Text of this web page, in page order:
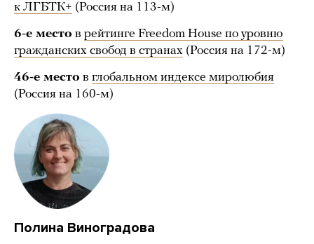
к ЛГБТК+ (Россия на 113-м)
6-е место в рейтинге Freedom House по уровню
гражданских свобод в странах (Россия на 172-м)
46-е место в глобальном индексе миролюбия
(Россия на 160-м)
Полина Виноградова